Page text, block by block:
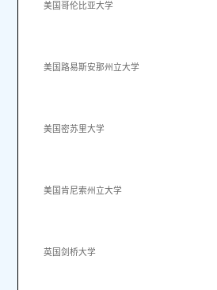
美国哥伦比亚大学
美国路易斯安那州立大学
美国密苏里大学
美国肯尼索州立大学
英国剑桥大学